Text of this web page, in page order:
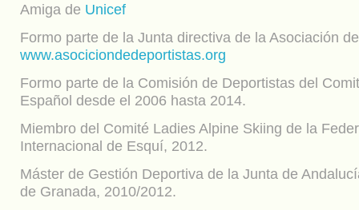
Amiga de Unicef
Formo parte de la Junta directiva de la Asociación
www.asociciondedeportistas.org
Formo parte de la Comisión de Deportistas del
Español desde el 2006 hasta 2014.
Miembro del Comité Ladies Alpine Skiing de la
Internacional de Esquí, 2012.
Máster de Gestión Deportiva de la Junta de
de Granada, 2010/2012.